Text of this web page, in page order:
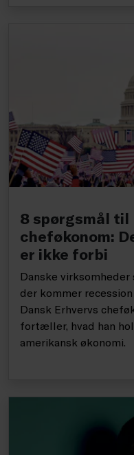
8 spørgsmål til
cheføkonom:
er ikke forbi
Danske
der kommer
Dansk Erhvervs
fortæller, hvad han
amerikansk økonomi.